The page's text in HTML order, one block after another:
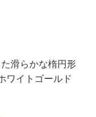
滑らかな楕円形
ワイトゴールド